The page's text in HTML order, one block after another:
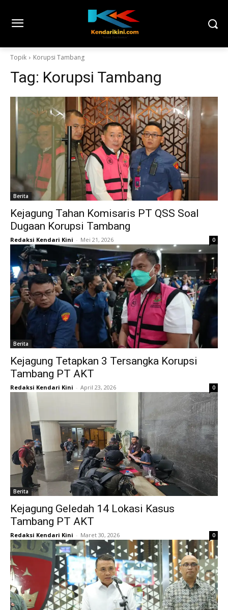
Topik Korupsi Tambang
Tag: Korupsi Tambang
Berita
Kejagung Tahan Komisaris PT QSS Soal
Dugaan Korupsi Tambang
Redaksi Kendari Kini - Mei 21, 2026 0
Berita
Kejagung Tetapkan 3 Tersangka Korupsi
Tambang PT AKT
Redaksi Kendari Kini - April 23, 2026 0
Berita
Kejagung Geledah 14 Lokasi Kasus
Tambang PT AKT
Redaksi Kendari Kini - Maret 30, 2026 0